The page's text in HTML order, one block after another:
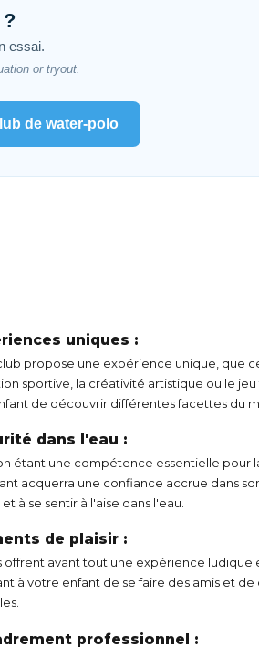
essai.
or tryout.
de water-polo
uniques :
propose une expérience unique, que
sportive, la créativité artistique ou le
de découvrir différentes facettes du
dans l'eau :
étant une compétence essentielle pour
acquerra une confiance accrue dans
à se sentir à l'aise dans l'eau.
de plaisir :
offrent avant tout une expérience ludique
à votre enfant de se faire des amis et de
professionnel :